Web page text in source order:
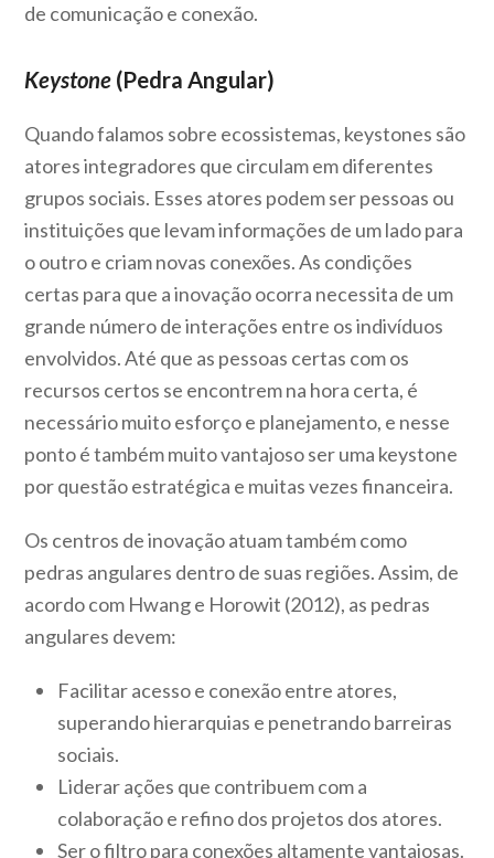
de comunicação e conexão.
Keystone (Pedra Angular)
Quando falamos sobre ecossistemas, keystones são
atores integradores que circulam em diferentes
grupos sociais. Esses atores podem ser pessoas ou
instituições que levam informações de um lado para
o outro e criam novas conexões. As condições
certas para que a inovação ocorra necessita de um
grande número de interações entre os indivíduos
envolvidos. Até que as pessoas certas com os
recursos certos se encontrem na hora certa, é
necessário muito esforço e planejamento, e nesse
ponto é também muito vantajoso ser uma keystone
por questão estratégica e muitas vezes financeira.
Os centros de inovação atuam também como
pedras angulares dentro de suas regiões. Assim, de
acordo com Hwang e Horowit (2012), as pedras
angulares devem:
Facilitar acesso e conexão entre atores,
superando hierarquias e penetrando barreiras
sociais.
Liderar ações que contribuem com a
colaboração e refino dos projetos dos atores.
Ser o filtro para conexões altamente vantajosas.